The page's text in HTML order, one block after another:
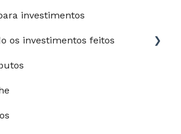
investimentos
os investimentos feitos